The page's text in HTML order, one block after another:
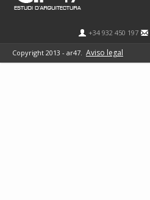
+34 932 450 197
Copyright 2013 - ar47. Aviso legal